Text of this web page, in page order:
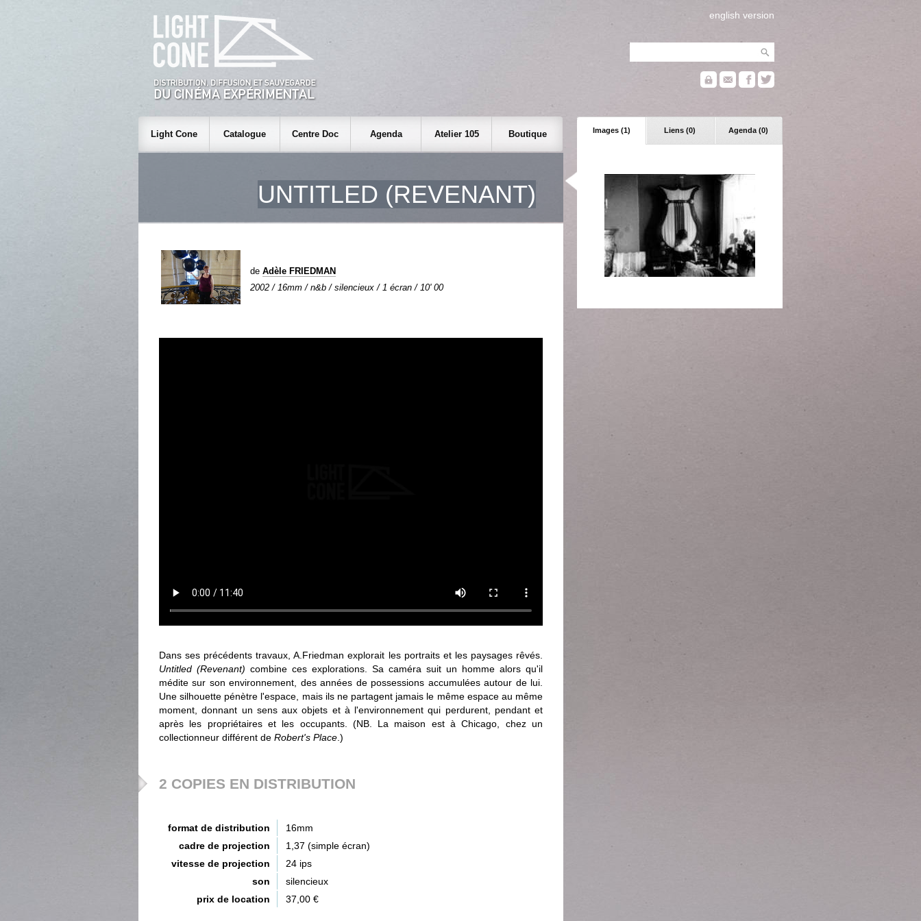
english version
Images (1) Liens (0) Agenda (0)
Light Cone Catalogue Centre Doc Agenda Atelier 105 Boutique
UNTITLED (REVENANT)
de Adèle FRIEDMAN
2002 / 16mm / n&b / silencieux / 1 écran / 10' 00
Dans ses précédents travaux, A.Friedman explorait les portraits et les paysages rêvés.
Untitled (Revenant) combine ces explorations. Sa caméra suit un homme alors qu'il
médite sur son environnement, des années de possessions accumulées autour de lui.
Une silhouette pénètre l'espace, mais ils ne partagent jamais le même espace au même
moment, donnant un sens aux objets et à l'environnement qui perdurent, pendant et
après les propriétaires et les occupants. (NB. La maison est à Chicago, chez un
collectionneur différent de Robert's Place .)
2 COPIES EN DISTRIBUTION
format de distribution
16mm
cadre de projection
1,37 (simple écran)
vitesse de projection
24 ips
son
silencieux
prix de location
37,00 €